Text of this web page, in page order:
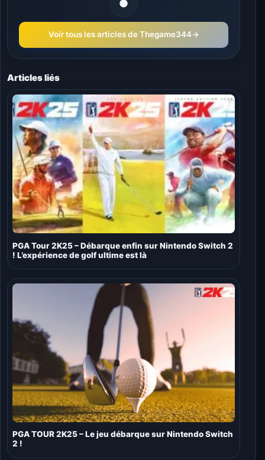
Voir tous les articles de Thegame344→
Articles liés
PGA Tour 2K25 – Débarque enfin sur Nintendo Switch 2
! L’expérience de golf ultime est là
PGA TOUR 2K25 – Le jeu débarque sur Nintendo Switch
2 !